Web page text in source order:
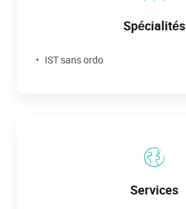
Spécialités
IST sans ordo
Services